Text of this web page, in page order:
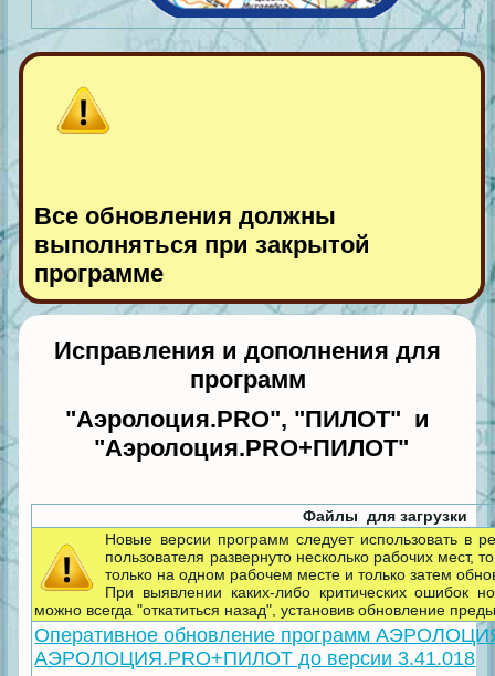
Все обновления должны
выполняться при закрытой
программе
Исправления и дополнения для
программ
"Аэролоция.PRO", "ПИЛОТ" и
"Аэролоция.PRO+ПИЛОТ"
Файлы для загрузки
Новые версии программ следует использовать в
пользователя развернуто несколько рабочих мест,
только на одном рабочем месте и только затем
При выявлении каких-либо критических ошибок
можно всегда "откатиться назад", установив обновление
Оперативное обновление программ
АЭРОЛОЦИЯ.PRO+ПИЛОТ до версии 3.41.018